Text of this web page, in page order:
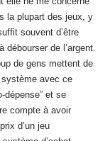
d’un jeu
système d’achat
fois, je ne juge pas
chacun utilise son
bon lui semble du
le but au final.